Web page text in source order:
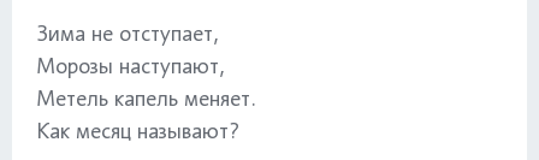
Зима не отступает,
Морозы наступают,
Метель капель меняет.
Как месяц называют?